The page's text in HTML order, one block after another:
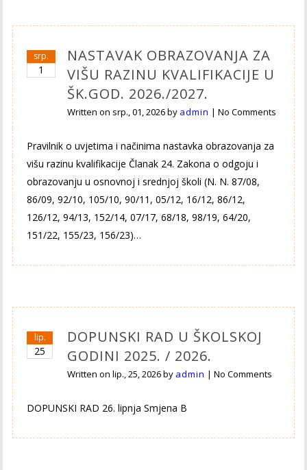
srp.
1
NASTAVAK OBRAZOVANJA ZA
VIŠU RAZINU KVALIFIKACIJE U
ŠK.GOD. 2026./2027.
Written on srp., 01, 2026by admin |No Comments
Pravilnik o uvjetima i načinima nastavka obrazovanja za
višu razinu kvalifikacije Članak 24. Zakona o odgoju i
obrazovanju u osnovnoj i srednjoj školi (N. N. 87/08,
86/09, 92/10, 105/10, 90/11, 05/12, 16/12, 86/12,
126/12, 94/13, 152/14, 07/17, 68/18, 98/19, 64/20,
151/22, 155/23, 156/23)…
lip.
25
DOPUNSKI RAD U ŠKOLSKOJ
GODINI 2025. / 2026.
Written onlip., 25, 2026by admin |No Comments
DOPUNSKI RAD 26. lipnja Smjena B